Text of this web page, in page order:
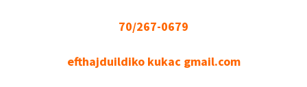
70/267-0679
efthajduildiko kukac gmail.com